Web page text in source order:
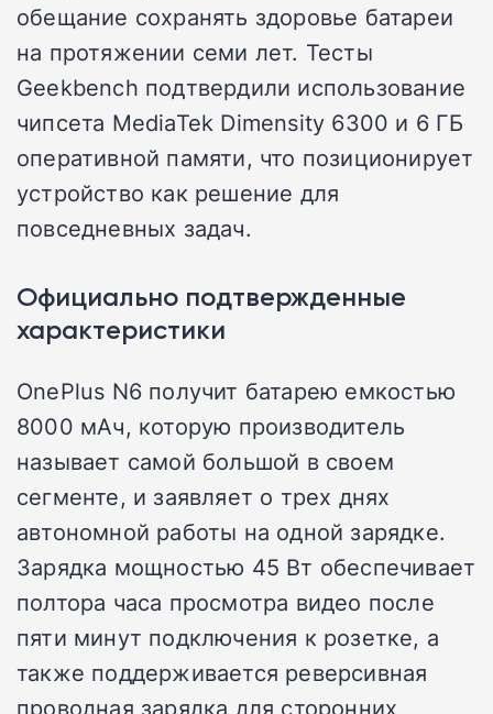
обещание сохранять здоровье батареи
на протяжении семи лет. Тесты
Geekbench подтвердили использование
чипсета MediaTek Dimensity 6300 и 6 ГБ
оперативной памяти, что позиционирует
устройство как решение для
повседневных задач.
Официально подтвержденные
характеристики
OnePlus N6 получит батарею емкостью
8000 мАч, которую производитель
называет самой большой в своем
сегменте, и заявляет о трех днях
автономной работы на одной зарядке.
Зарядка мощностью 45 Вт обеспечивает
полтора часа просмотра видео после
пяти минут подключения к розетке, а
также поддерживается реверсивная
проводная зарядка для сторонних